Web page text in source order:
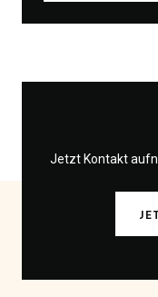
Jetzt Kontakt